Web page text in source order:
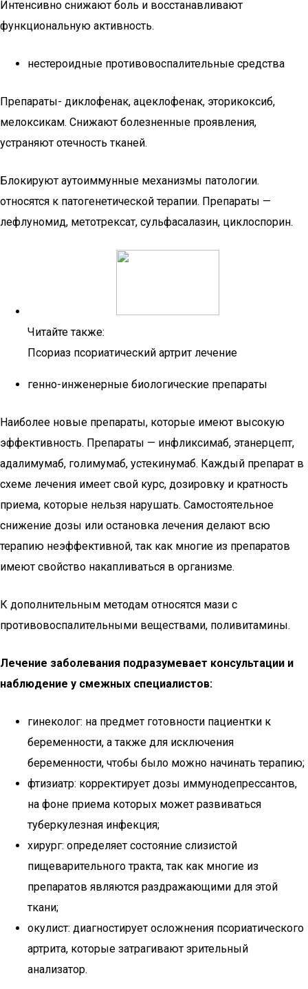
Интенсивно снижают боль и восстанавливают
функциональную активность.
нестероидные противовоспалительные средства
Препараты- диклофенак, ацеклофенак, эторикоксиб,
мелоксикам. Снижают болезненные проявления,
устраняют отечность тканей.
Блокируют аутоиммунные механизмы патологии.
относятся к патогенетической терапии. Препараты —
лефлуномид, метотрексат, сульфасалазин, циклоспорин.
Читайте также:
Псориаз псориатический артрит лечение
генно-инженерные биологические препараты
Наиболее новые препараты, которые имеют высокую
эффективность. Препараты — инфликсимаб, этанерцепт,
адалимумаб, голимумаб, устекинумаб. Каждый препарат в
схеме лечения имеет свой курс, дозировку и кратность
приема, которые нельзя нарушать. Самостоятельное
снижение дозы или остановка лечения делают всю
терапию неэффективной, так как многие из препаратов
имеют свойство накапливаться в организме.
К дополнительным методам относятся мази с
противовоспалительными веществами, поливитамины.
Лечение заболевания подразумевает консультации и
наблюдение у смежных специалистов:
гинеколог: на предмет готовности пациентки к
беременности, а также для исключения
беременности, чтобы было можно начинать терапию;
фтизиатр: корректирует дозы иммунодепрессантов,
на фоне приема которых может развиваться
туберкулезная инфекция;
хирург: определяет состояние слизистой
пищеварительного тракта, так как многие из
препаратов являются раздражающими для этой
ткани;
окулист: диагностирует осложнения псориатического
артрита, которые затрагивают зрительный
анализатор.